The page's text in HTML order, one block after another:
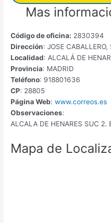
Mas
Código de oficina: 2830394
Dirección: JOSE CABALLERO,
Localidad: ALCALÁ DE
Provincia: MADRID
Teléfono: 918801636
CP: 28805
Página Web: www.correos.es
Observaciones:
ALCALA DE HENARES SUC 2.
Mapa de